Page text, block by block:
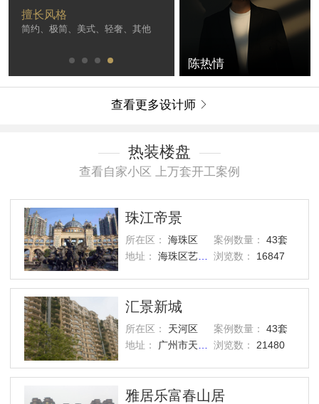
擅长风格
简约、极简、美式、轻奢、其他
陈热情
查看更多设计师 
热装楼盘
查看自家小区 上万套开工案例
珠江帝景
所在区： 海珠区 案例数量：
43套
地址：
海珠区艺洲路灏景街1号 浏览数： 16847
汇景新城
所在区： 天河区 案例数量：
43套
地址：
广州市天河区汇景路五山街 浏览数： 21480
雅居乐富春山居